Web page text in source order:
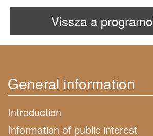
Vissza a
General information
Introduction
Information of public interest